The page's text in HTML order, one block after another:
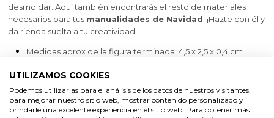
desmoldar. Aquí también encontrarás el resto de materiales
necesarios para tus manualidades de Navidad . ¡Hazte con él y
da rienda suelta a tu creatividad!
Medidas aprox de la figura terminada: 4,5 x 2,5 x 0,4 cm
Oferta
-20%
6,14 €
4,91 €
No hay opiniones
UTILIZAMOS COOKIES
Podemos utilizarlas para el análisis de los datos de nuestros visitantes,
para mejorar nuestro sitio web, mostrar contenido personalizado y
brindarle una excelente experiencia en el sitio web. Para obtener más